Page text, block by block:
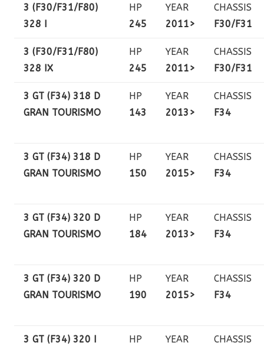
3 (F30/F31/F80)
328 I
HP
245
YEAR
2011>
CHASSIS
F30/F31
3 (F30/F31/F80)
328 IX
HP
245
YEAR
2011>
CHASSIS
F30/F31
3 GT (F34) 318 D
GRAN TOURISMO
HP
143
YEAR
2013>
CHASSIS
F34
3 GT (F34) 318 D
GRAN TOURISMO
HP
150
YEAR
2015>
CHASSIS
F34
3 GT (F34) 320 D
GRAN TOURISMO
HP
184
YEAR
2013>
CHASSIS
F34
3 GT (F34) 320 D
GRAN TOURISMO
HP
190
YEAR
2015>
CHASSIS
F34
3 GT (F34) 320 I
HP
YEAR
CHASSIS